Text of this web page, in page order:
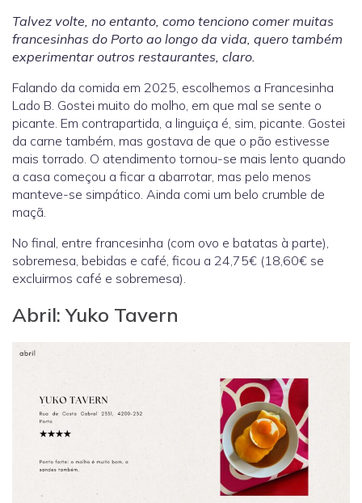
Talvez volte, no entanto, como tenciono comer muitas
francesinhas do Porto ao longo da vida, quero também
experimentar outros restaurantes, claro.
Falando da comida em 2025, escolhemos a Francesinha
Lado B. Gostei muito do molho, em que mal se sente o
picante. Em contrapartida, a linguiça é, sim, picante. Gostei
da carne também, mas gostava de que o pão estivesse
mais torrado. O atendimento tornou-se mais lento quando
a casa começou a ficar a abarrotar, mas pelo menos
manteve-se simpático. Ainda comi um belo crumble de
maçã.
No final, entre francesinha (com ovo e batatas à parte),
sobremesa, bebidas e café, ficou a 24,75€ (18,60€ se
excluirmos café e sobremesa).
Abril: Yuko Tavern